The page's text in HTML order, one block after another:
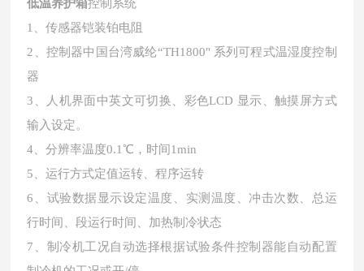
低温养护箱控制系统
1、传感器铠装铂电阻
2、控制器中国台湾威纶“TH1800" 系列可程式温湿度控制
器
3、人机界面中英文可切换、彩色LCD 显示、触摸屏方式
输入设定。
4、分辨率温度0.1℃，时间1min
5、运行方式定值运转、程序运转
6、试验数据显示设定温度、实测温度、冲击次数、总运
行时间、段运行时间、加热制冷状态
7、制冷机工况自动选择根据试验条件控制器能自动配置